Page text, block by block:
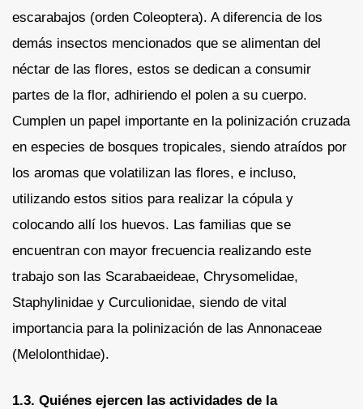
escarabajos (orden Coleoptera). A diferencia de los
demás insectos mencionados que se alimentan del
néctar de las flores, estos se dedican a consumir
partes de la flor, adhiriendo el polen a su cuerpo.
Cumplen un papel importante en la polinización cruzada
en especies de bosques tropicales, siendo atraídos por
los aromas que volatilizan las flores, e incluso,
utilizando estos sitios para realizar la cópula y
colocando allí los huevos. Las familias que se
encuentran con mayor frecuencia realizando este
trabajo son las Scarabaeideae, Chrysomelidae,
Staphylinidae y Curculionidae, siendo de vital
importancia para la polinización de las Annonaceae
(Melolonthidae).
1.3. Quiénes ejercen las actividades de la